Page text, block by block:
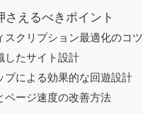
えるべきポイント
スクリプション最適化のコツ
したサイト設計
プによる効果的な回遊設計
ページ速度の改善方法